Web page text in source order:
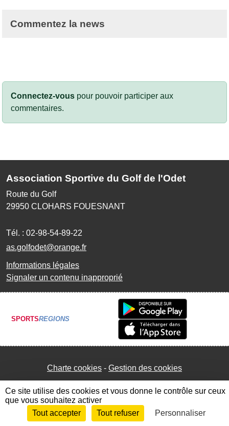
Commentez la news
Connectez-vous pour pouvoir participer aux
commentaires.
Association Sportive du Golf de l'Odet
Route du Golf
29950 CLOHARS FOUESNANT
Tél. : 02-98-54-89-22
as.golfodet@orange.fr
Informations légales
Signaler un contenu inapproprié
SPORTSREGIONS
Charte cookies Gestion des cookies
Envie de participer ? Connexion
Ce site utilise des cookies et vous donne le contrôle sur ceux
que vous souhaitez activer
Tout accepter
Tout refuser Personnaliser